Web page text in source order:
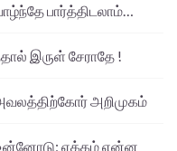
பார்த்திடலாம்…
இருள் சேராதே !
அறிமுகம்
ஏக்கம் என்ன